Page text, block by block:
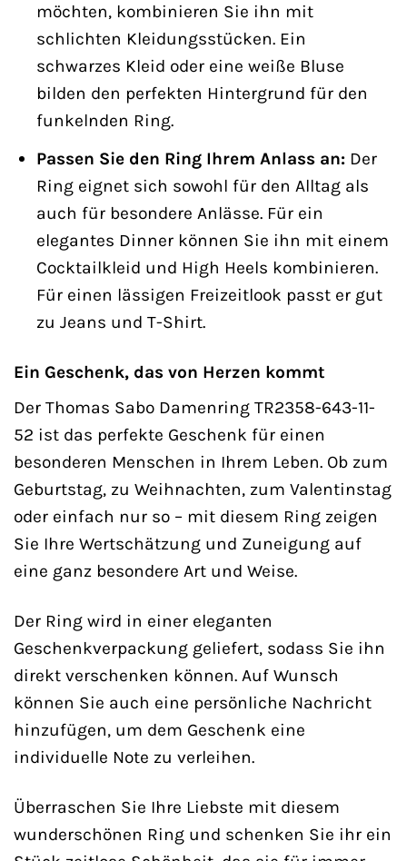
möchten, kombinieren Sie ihn mit
schlichten Kleidungsstücken. Ein
schwarzes Kleid oder eine weiße Bluse
bilden den perfekten Hintergrund für den
funkelnden Ring.
Passen Sie den Ring Ihrem Anlass an:Der
Ring eignet sich sowohl für den Alltag als
auch für besondere Anlässe. Für ein
elegantes Dinner können Sie ihn mit einem
Cocktailkleid und High Heels kombinieren.
Für einen lässigen Freizeitlook passt er gut
zu Jeans und T-Shirt.
Ein Geschenk, das von Herzen kommt
Der Thomas Sabo Damenring TR2358-643-11-
52 ist das perfekte Geschenk für einen
besonderen Menschen in Ihrem Leben. Ob zum
Geburtstag, zu Weihnachten, zum Valentinstag
oder einfach nur so – mit diesem Ring zeigen
Sie Ihre Wertschätzung und Zuneigung auf
eine ganz besondere Art und Weise.
Der Ring wird in einer eleganten
Geschenkverpackung geliefert, sodass Sie ihn
direkt verschenken können. Auf Wunsch
können Sie auch eine persönliche Nachricht
hinzufügen, um dem Geschenk eine
individuelle Note zu verleihen.
Überraschen Sie Ihre Liebste mit diesem
wunderschönen Ring und schenken Sie ihr ein